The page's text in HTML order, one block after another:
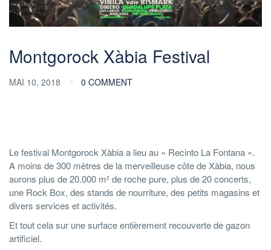
Montgorock Xàbia Festival
MAI 10, 2018 0 COMMENT
Le festival Montgorock Xàbia a lieu au « Recinto La Fontana ».
A moins de 300 mètres de la merveilleuse côte de Xàbia, nous
aurons plus de 20.000 m² de roche pure, plus de 20 concerts,
une Rock Box, des stands de nourriture, des petits magasins et
divers services et activités.
Et tout cela sur une surface entièrement recouverte de gazon
artificiel.